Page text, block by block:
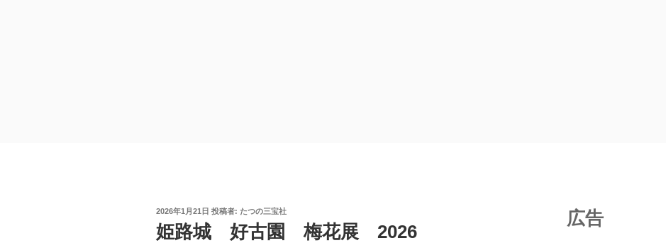
投
稿
日:
2026年1月21日 投稿者: たつの三宝社
姫路城 好古園 梅花展 2026
広告